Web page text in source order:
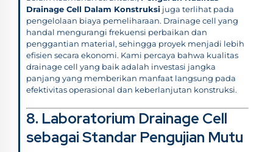
Drainage Cell Dalam Konstruksi juga terlihat pada
pengelolaan biaya pemeliharaan. Drainage cell yang
handal mengurangi frekuensi perbaikan dan
penggantian material, sehingga proyek menjadi lebih
efisien secara ekonomi. Kami percaya bahwa kualitas
drainage cell yang baik adalah investasi jangka
panjang yang memberikan manfaat langsung pada
efektivitas operasional dan keberlanjutan konstruksi.
8. Laboratorium Drainage Cell
sebagai Standar Pengujian Mutu